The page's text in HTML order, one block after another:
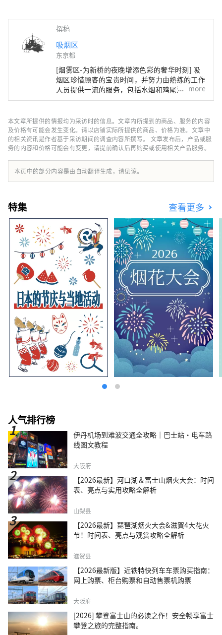
撰稿
吸烟区
东京都
[烟雾区-为新桥的夜晚增添色彩的奢华时刻] 吸
烟区珍惜顾客的宝贵时间，并努力由熟练的工作
人员提供一流的服务，包括水烟和鸡尾酒。我们
保证，作为适合在新桥过夜的特殊约会地点，您
水烟与原创鸡尾酒的巧妙融合，创造新的吸引
力。请享受将两种完全不同的事物合二为一的魔
力。 在新桥璀璨的夜色中，吸烟区为客人呈现
各种奢华时刻，伴随着日新月异的东京迷人风
景。请利用烟雾公园为约会和特殊场合创造美好
的回忆。
more
本文章所提供的情报均为采访时的信息。文章内所提到的商品、服务的内容
及价格有可能会发生变化。请以店铺实际所提供的商品、价格为准。文章中
的相关资讯是作者基于采访期间的调查内容所撰写。 文章发布后，产品或服
务的内容和价格可能会有变更，请提前确认后再购买或使用相关产品服务。
本页中的部分内容是由自动翻译生成，请见谅。
特集 查看更多
人气排行榜
伊丹机场到难波交通全攻略｜巴士站・电车路
线图文教程
大阪府
【2026最新】河口湖＆富士山烟火大会：时间
表、亮点与实用攻略全解析
山梨县
【2026最新】琵琶湖烟火大会&滋賀4大花火
节！时间表、亮点与观赏攻略全解析
滋贺县
【2026最新版】近铁特快列车车票购买指南：
网上购票、柜台购票和自动售票机购票
大阪府
[2026] 攀登富士山的必读之作！安全畅享富士
攀登之旅的完整指南。